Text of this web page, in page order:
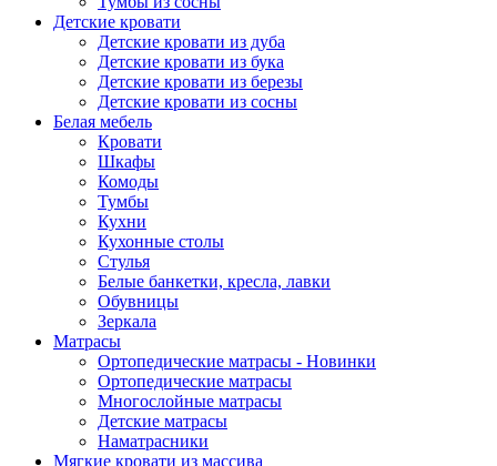
Детские кровати
Детские кровати из дуба
Детские кровати из бука
Детские кровати из березы
Детские кровати из сосны
Белая мебель
Кровати
Шкафы
Комоды
Тумбы
Кухни
Кухонные столы
Стулья
Белые банкетки, кресла, лавки
Обувницы
Зеркала
Матрасы
Ортопедические матрасы - Новинки
Ортопедические матрасы
Многослойные матрасы
Детские матрасы
Наматрасники
Мягкие кровати из массива